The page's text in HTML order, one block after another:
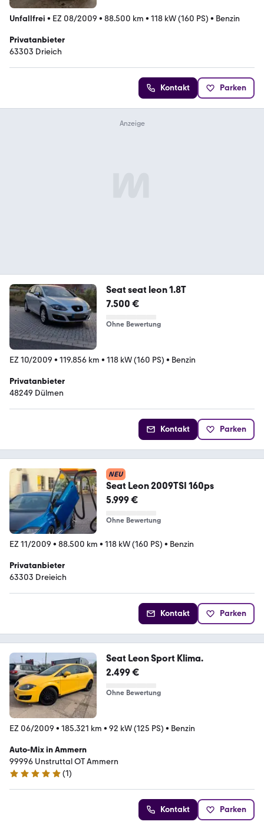
Unfallfrei • EZ 08/2009 • 88.500 km • 118 kW (160 PS) • Benzin
Privatanbieter
63303 Drieich
Kontakt Parken
Seat seat leon 1.8T
7.500 €
Ohne Bewertung
EZ 10/2009 • 119.856 km • 118 kW (160 PS) • Benzin
Privatanbieter
48249 Dülmen
Kontakt Parken
NEU
Seat Leon 2009TSI 160ps
5.999 €
Ohne Bewertung
EZ 11/2009 • 88.500 km • 118 kW (160 PS) • Benzin
Privatanbieter
63303 Dreieich
Kontakt Parken
Seat Leon Sport Klima.
2.499 €
Ohne Bewertung
EZ 06/2009 • 185.321 km • 92 kW (125 PS) • Benzin
Auto-Mix in Ammern
99996 Unstruttal OT Ammern
5 Sterne
(1)
Kontakt Parken